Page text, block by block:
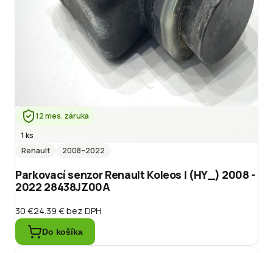
12 mes. záruka
1 ks
Renault
2008–2022
Parkovací senzor Renault Koleos I (HY_) 2008 -
2022 28438JZ00A
30 €24.39 €bez DPH
Do košíka